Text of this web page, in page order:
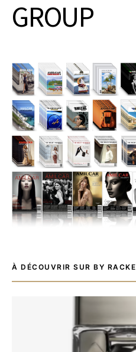
GROUP
À DÉCOUVRIR SUR BY